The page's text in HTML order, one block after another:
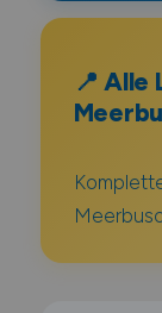
📍 Alle